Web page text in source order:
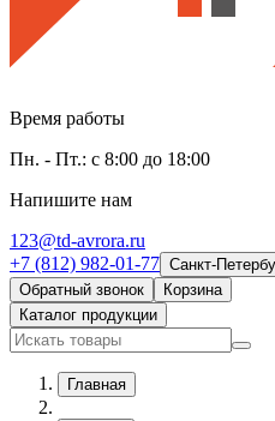
Время работы
Пн. - Пт.: с 8:00 до 18:00
Напишите нам
123@td-avrora.ru
+7 (812) 982-01-77 Санкт-
Обратный звонок
Корзина
Каталог продукции
Главная